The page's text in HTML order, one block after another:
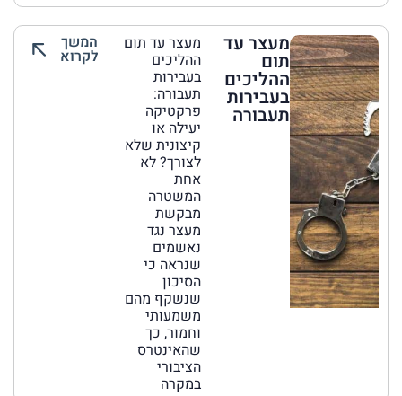
מעצר עד
תום
ההליכים
בעבירות
תעבורה
מעצר עד תום
ההליכים
בעבירות
תעבורה:
פרקטיקה
יעילה או
קיצונית שלא
לצורך? לא
אחת
המשטרה
מבקשת
מעצר נגד
נאשמים
שנראה כי
הסיכון
שנשקף מהם
משמעותי
וחמור, כך
שהאינטרס
הציבורי
במקרה
המשך
לקרוא